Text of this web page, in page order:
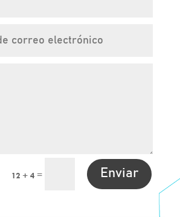
12 + 4 = Enviar